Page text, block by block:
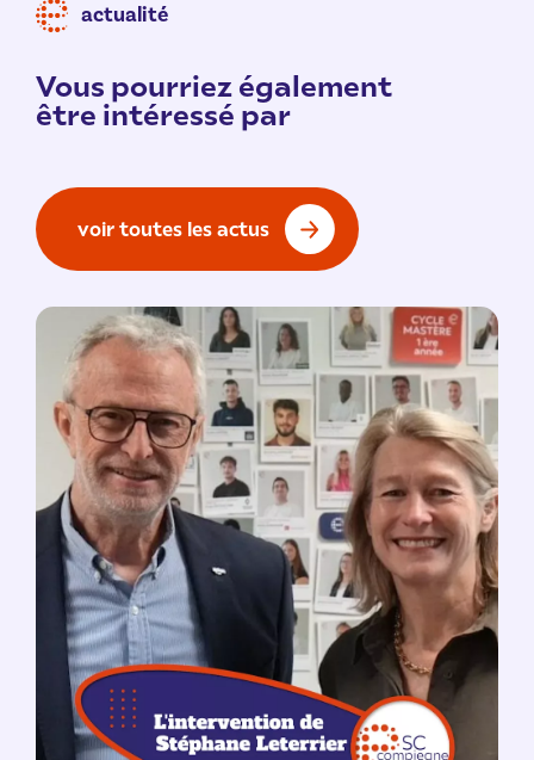
actualité
Vous pourriez également
être intéressé par
voir toutes les actus